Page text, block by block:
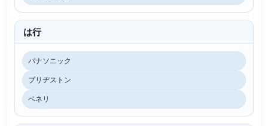
は行
パナソニック
ブリヂストン
ベネリ